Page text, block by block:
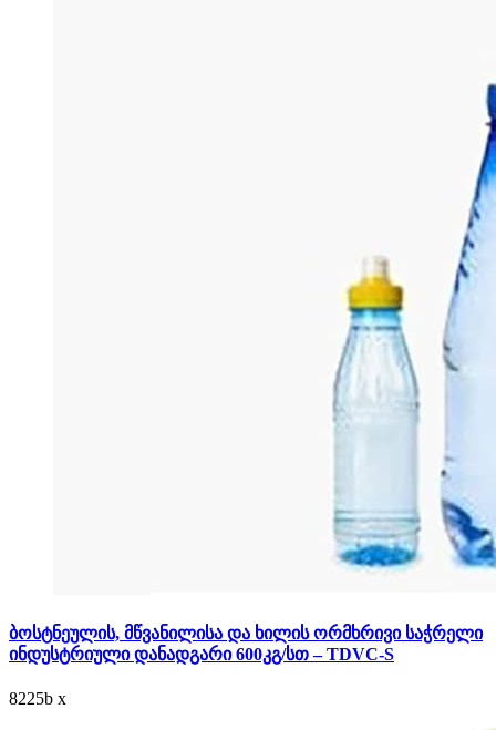
ბოსტნეულის, მწვანილისა და ხილის ორმხრივი საჭრელი
ინდუსტრიული დანადგარი 600კგ/სთ – TDVC-S
8225b x